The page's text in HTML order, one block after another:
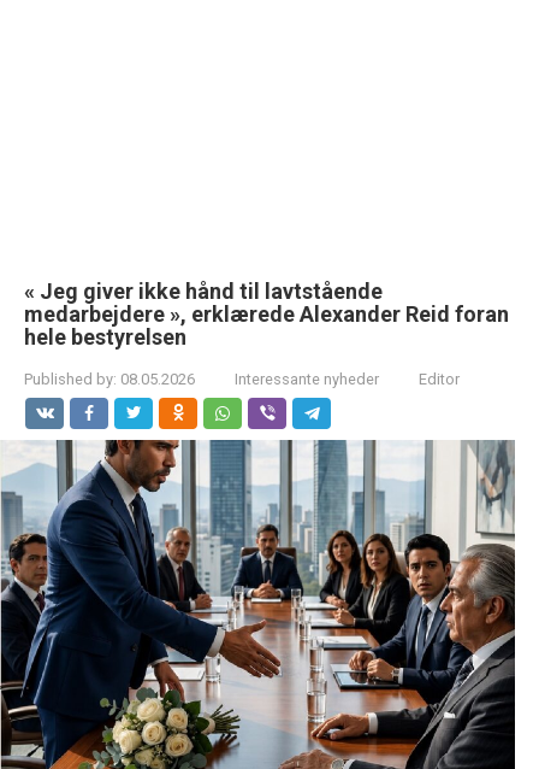
« Jeg giver ikke hånd til lavtstående
medarbejdere », erklærede Alexander Reid foran
hele bestyrelsen
Published by: 08.05.2026 Interessante nyheder Editor